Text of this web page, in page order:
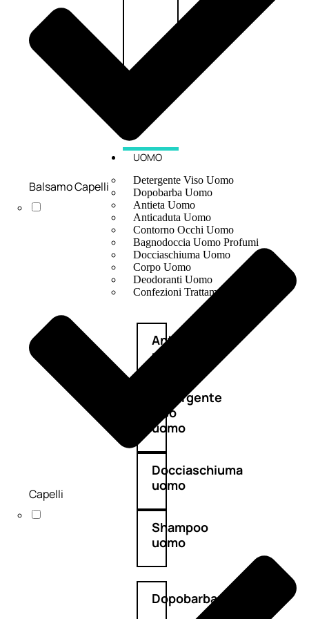
UOMO
Detergente Viso Uomo
Dopobarba Uomo
Antieta Uomo
Anticaduta Uomo
Contorno Occhi Uomo
Bagnodoccia Uomo Profumi
Docciaschiuma Uomo
Corpo Uomo
Deodoranti Uomo
Confezioni Trattamenti Uomo
Antietà
uomo
Detergente
viso
uomo
Docciaschiuma
uomo
Shampoo
uomo
Dopobarba
Balsamo Capelli
Capelli